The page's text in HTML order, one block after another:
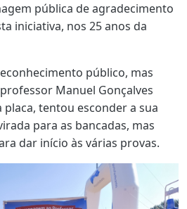
pública de agradecimento
iniciativa, nos 25 anos da
público, mas
Manuel Gonçalves
placa, tentou esconder a sua
para as bancadas, mas
dar início às várias provas.